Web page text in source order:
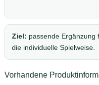
Ziel: passende Ergänzung
die individuelle Spielweise.
Vorhandene